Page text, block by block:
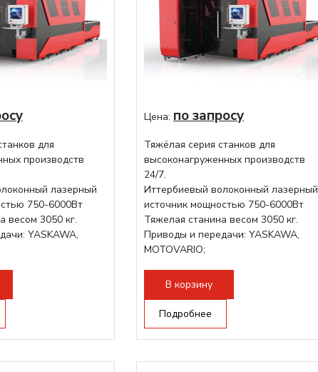
для
производств
лазерный
750-6000Вт
весом 3050 кг.
YASKAWA,
Цена: по запросу
Тяжёлая серия станков для
высоконагруженных производств
24/7.
Иттербиевый волоконный лазерный
источник мощностью 750-6000Вт
Тяжелая станина весом 3050 кг.
Приводы и передачи: YASKAWA,
MOTOVARIO;
В корзину
Подробнее